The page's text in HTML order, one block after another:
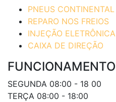
PNEUS CONTINENTAL
REPARO NOS FREIOS
INJEÇÃO ELETRÔNICA
CAIXA DE DIREÇÃO
FUNCIONAMENTO
SEGUNDA 08:00 - 18 00
TERÇA 08:00 - 18:00